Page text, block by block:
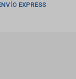
EXPRESS